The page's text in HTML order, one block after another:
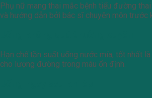
Phụ nữ mang thai mắc bệnh tiểu đường
và hướng dẫn bởi bác sĩ chuyên môn trước
Hạn chế tần suất uống nước mía, tốt nhất
cho lượng đường trong máu ổn định.